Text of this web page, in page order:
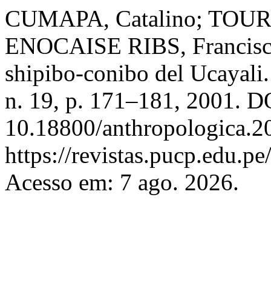
CUMAPA, Catalino;
ENOCAISE RIBS,
shipibo-conibo del
n. 19, p. 171–181, 2001.
10.18800/
https://
Acesso em: 7 ago. 2026.